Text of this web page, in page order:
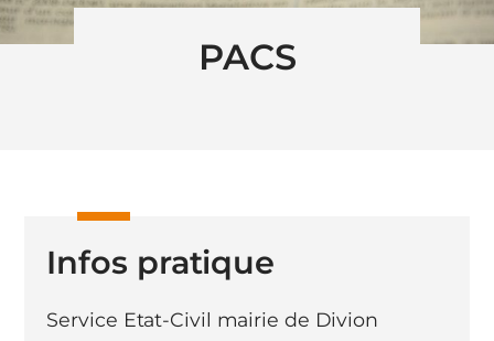
PACS
Infos pratique
Service Etat-Civil mairie de Divion